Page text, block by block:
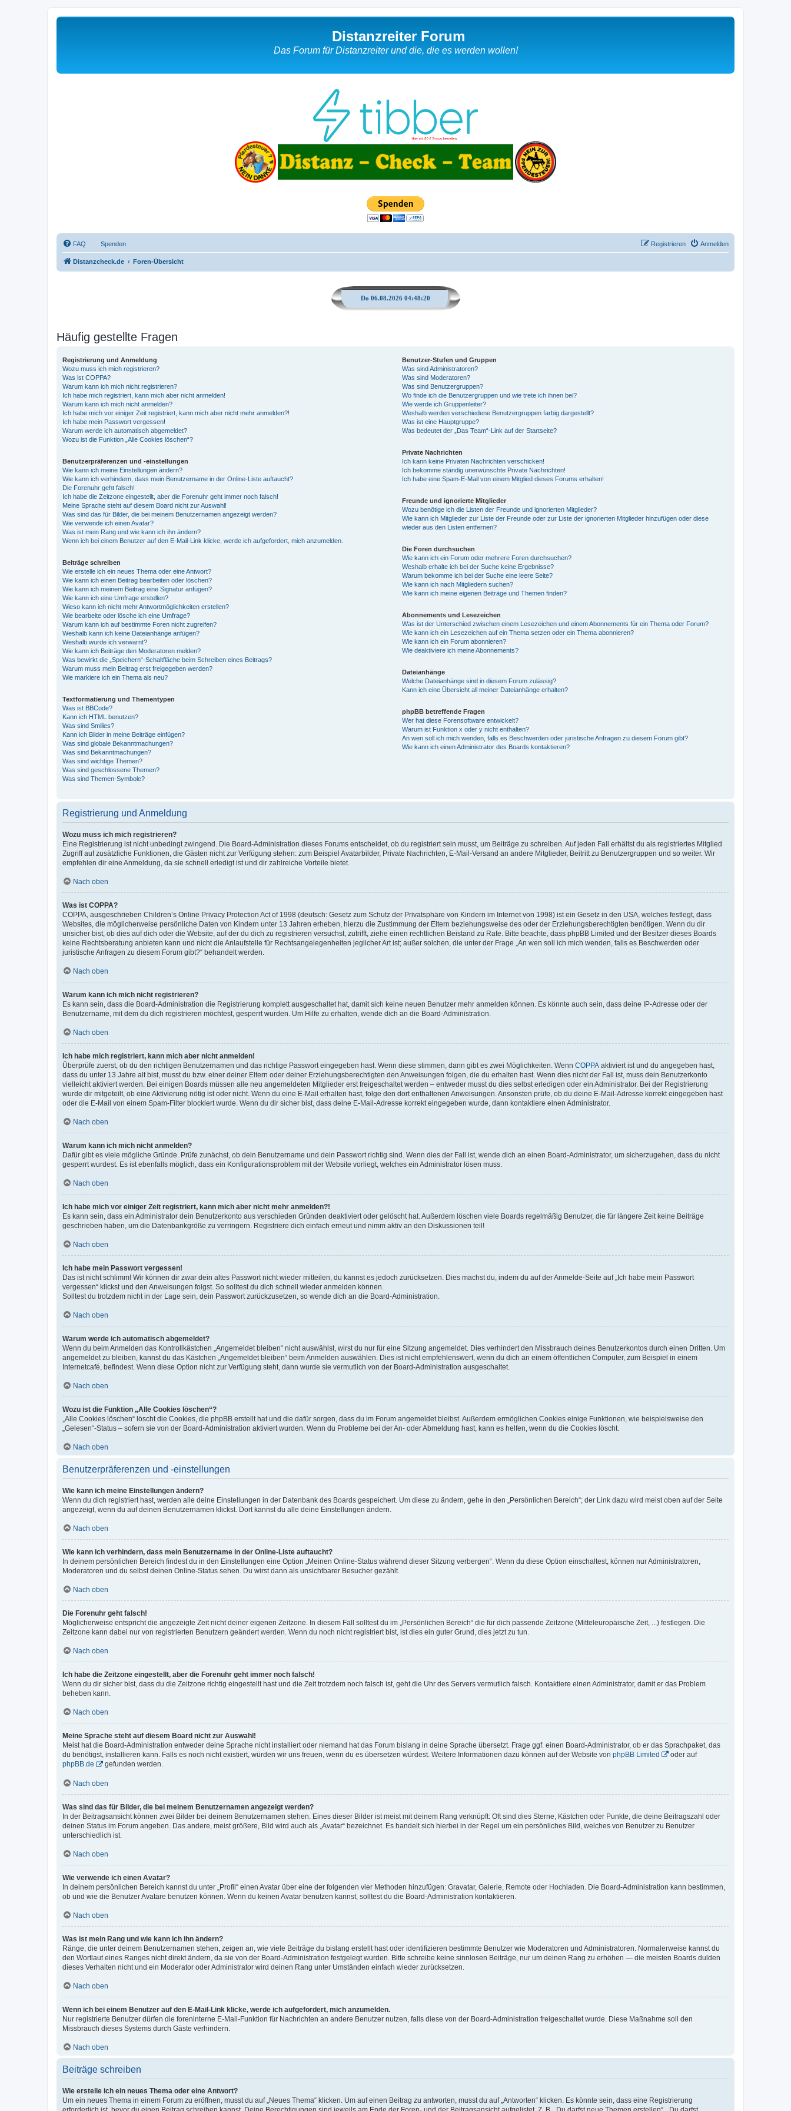
Distanzreiter Forum
Das Forum für Distanzreiter und die, die es werden wollen!
FAQ Spenden Anmelden
Registrieren
Distanzcheck.de Foren-Übersicht
Do 06.08.2026 04:48:21
Häufig gestellte Fragen
Registrierung und Anmeldung
Wozu muss ich mich registrieren?
Was ist COPPA?
Warum kann ich mich nicht registrieren?
Ich habe mich registriert, kann mich aber nicht anmelden!
Warum kann ich mich nicht anmelden?
Ich habe mich vor einiger Zeit registriert, kann mich aber nicht mehr anmelden?!
Ich habe mein Passwort vergessen!
Warum werde ich automatisch abgemeldet?
Wozu ist die Funktion „Alle Cookies löschen“?
Benutzerpräferenzen und -einstellungen
Wie kann ich meine Einstellungen ändern?
Wie kann ich verhindern, dass mein Benutzername in der Online-Liste auftaucht?
Die Forenuhr geht falsch!
Ich habe die Zeitzone eingestellt, aber die Forenuhr geht immer noch falsch!
Meine Sprache steht auf diesem Board nicht zur Auswahl!
Was sind das für Bilder, die bei meinem Benutzernamen angezeigt werden?
Wie verwende ich einen Avatar?
Was ist mein Rang und wie kann ich ihn ändern?
Wenn ich bei einem Benutzer auf den E-Mail-Link klicke, werde ich aufgefordert, mich anzumelden.
Beiträge schreiben
Wie erstelle ich ein neues Thema oder eine Antwort?
Wie kann ich einen Beitrag bearbeiten oder löschen?
Wie kann ich meinem Beitrag eine Signatur anfügen?
Wie kann ich eine Umfrage erstellen?
Wieso kann ich nicht mehr Antwortmöglichkeiten erstellen?
Wie bearbeite oder lösche ich eine Umfrage?
Warum kann ich auf bestimmte Foren nicht zugreifen?
Weshalb kann ich keine Dateianhänge anfügen?
Weshalb wurde ich verwarnt?
Wie kann ich Beiträge den Moderatoren melden?
Was bewirkt die „Speichern“-Schaltfläche beim Schreiben eines Beitrags?
Warum muss mein Beitrag erst freigegeben werden?
Wie markiere ich ein Thema als neu?
Textformatierung und Thementypen
Was ist BBCode?
Kann ich HTML benutzen?
Was sind Smilies?
Kann ich Bilder in meine Beiträge einfügen?
Was sind globale Bekanntmachungen?
Was sind Bekanntmachungen?
Was sind wichtige Themen?
Was sind geschlossene Themen?
Was sind Themen-Symbole?
Benutzer-Stufen und Gruppen
Was sind Administratoren?
Was sind Moderatoren?
Was sind Benutzergruppen?
Wo finde ich die Benutzergruppen und wie trete ich ihnen bei?
Wie werde ich Gruppenleiter?
Weshalb werden verschiedene Benutzergruppen farbig dargestellt?
Was ist eine Hauptgruppe?
Was bedeutet der „Das Team“-Link auf der Startseite?
Private Nachrichten
Ich kann keine Privaten Nachrichten verschicken!
Ich bekomme ständig unerwünschte Private Nachrichten!
Ich habe eine Spam-E-Mail von einem Mitglied dieses Forums erhalten!
Freunde und ignorierte Mitglieder
Wozu benötige ich die Listen der Freunde und ignorierten Mitglieder?
Wie kann ich Mitglieder zur Liste der Freunde oder zur Liste der ignorierten Mitglieder hinzufügen oder diese
wieder aus den Listen entfernen?
Die Foren durchsuchen
Wie kann ich ein Forum oder mehrere Foren durchsuchen?
Weshalb erhalte ich bei der Suche keine Ergebnisse?
Warum bekomme ich bei der Suche eine leere Seite?
Wie kann ich nach Mitgliedern suchen?
Wie kann ich meine eigenen Beiträge und Themen finden?
Abonnements und Lesezeichen
Was ist der Unterschied zwischen einem Lesezeichen und einem Abonnements für ein Thema oder Forum?
Wie kann ich ein Lesezeichen auf ein Thema setzen oder ein Thema abonnieren?
Wie kann ich ein Forum abonnieren?
Wie deaktiviere ich meine Abonnements?
Dateianhänge
Welche Dateianhänge sind in diesem Forum zulässig?
Kann ich eine Übersicht all meiner Dateianhänge erhalten?
phpBB betreffende Fragen
Wer hat diese Forensoftware entwickelt?
Warum ist Funktion x oder y nicht enthalten?
An wen soll ich mich wenden, falls es Beschwerden oder juristische Anfragen zu diesem Forum gibt?
Wie kann ich einen Administrator des Boards kontaktieren?
Registrierung und Anmeldung
Wozu muss ich mich registrieren?
Eine Registrierung ist nicht unbedingt zwingend. Die Board-Administration dieses Forums entscheidet, ob du registriert sein musst, um Beiträge zu schreiben. Auf jeden Fall erhältst du als registriertes Mitglied
Zugriff auf zusätzliche Funktionen, die Gästen nicht zur Verfügung stehen: zum Beispiel Avatarbilder, Private Nachrichten, E-Mail-Versand an andere Mitglieder, Beitritt zu Benutzergruppen und so weiter. Wir
empfehlen dir eine Anmeldung, da sie schnell erledigt ist und dir zahlreiche Vorteile bietet.
Nach oben
Was ist COPPA?
COPPA, ausgeschrieben Children’s Online Privacy Protection Act of 1998 (deutsch: Gesetz zum Schutz der Privatsphäre von Kindern im Internet von 1998) ist ein Gesetz in den USA, welches festlegt, dass
Websites, die möglicherweise persönliche Daten von Kindern unter 13 Jahren erheben, hierzu die Zustimmung der Eltern beziehungsweise des oder der Erziehungsberechtigten benötigen. Wenn du dir
unsicher bist, ob dies auf dich oder die Website, auf der du dich zu registrieren versuchst, zutrifft, ziehe einen rechtlichen Beistand zu Rate. Bitte beachte, dass phpBB Limited und der Besitzer dieses Boards
keine Rechtsberatung anbieten kann und nicht die Anlaufstelle für Rechtsangelegenheiten jeglicher Art ist; außer solchen, die unter der Frage „An wen soll ich mich wenden, falls es Beschwerden oder
juristische Anfragen zu diesem Forum gibt?“ behandelt werden.
Nach oben
Warum kann ich mich nicht registrieren?
Es kann sein, dass die Board-Administration die Registrierung komplett ausgeschaltet hat, damit sich keine neuen Benutzer mehr anmelden können. Es könnte auch sein, dass deine IP-Adresse oder der
Benutzername, mit dem du dich registrieren möchtest, gesperrt wurden. Um Hilfe zu erhalten, wende dich an die Board-Administration.
Nach oben
Ich habe mich registriert, kann mich aber nicht anmelden!
Überprüfe zuerst, ob du den richtigen Benutzernamen und das richtige Passwort eingegeben hast. Wenn diese stimmen, dann gibt es zwei Möglichkeiten. Wenn COPPA aktiviert ist und du angegeben hast,
dass du unter 13 Jahre alt bist, musst du bzw. einer deiner Eltern oder deiner Erziehungsberechtigten den Anweisungen folgen, die du erhalten hast. Wenn dies nicht der Fall ist, muss dein Benutzerkonto
vielleicht aktiviert werden. Bei einigen Boards müssen alle neu angemeldeten Mitglieder erst freigeschaltet werden – entweder musst du dies selbst erledigen oder ein Administrator. Bei der Registrierung
wurde dir mitgeteilt, ob eine Aktivierung nötig ist oder nicht. Wenn du eine E-Mail erhalten hast, folge den dort enthaltenen Anweisungen. Ansonsten prüfe, ob du deine E-Mail-Adresse korrekt eingegeben hast
oder die E-Mail von einem Spam-Filter blockiert wurde. Wenn du dir sicher bist, dass deine E-Mail-Adresse korrekt eingegeben wurde, dann kontaktiere einen Administrator.
Nach oben
Warum kann ich mich nicht anmelden?
Dafür gibt es viele mögliche Gründe. Prüfe zunächst, ob dein Benutzername und dein Passwort richtig sind. Wenn dies der Fall ist, wende dich an einen Board-Administrator, um sicherzugehen, dass du nicht
gesperrt wurdest. Es ist ebenfalls möglich, dass ein Konfigurationsproblem mit der Website vorliegt, welches ein Administrator lösen muss.
Nach oben
Ich habe mich vor einiger Zeit registriert, kann mich aber nicht mehr anmelden?!
Es kann sein, dass ein Administrator dein Benutzerkonto aus verschieden Gründen deaktiviert oder gelöscht hat. Außerdem löschen viele Boards regelmäßig Benutzer, die für längere Zeit keine Beiträge
geschrieben haben, um die Datenbankgröße zu verringern. Registriere dich einfach erneut und nimm aktiv an den Diskussionen teil!
Nach oben
Ich habe mein Passwort vergessen!
Das ist nicht schlimm! Wir können dir zwar dein altes Passwort nicht wieder mitteilen, du kannst es jedoch zurücksetzen. Dies machst du, indem du auf der Anmelde-Seite auf „Ich habe mein Passwort
vergessen“ klickst und den Anweisungen folgst. So solltest du dich schnell wieder anmelden können.
Solltest du trotzdem nicht in der Lage sein, dein Passwort zurückzusetzen, so wende dich an die Board-Administration.
Nach oben
Warum werde ich automatisch abgemeldet?
Wenn du beim Anmelden das Kontrollkästchen „Angemeldet bleiben“ nicht auswählst, wirst du nur für eine Sitzung angemeldet. Dies verhindert den Missbrauch deines Benutzerkontos durch einen Dritten. Um
angemeldet zu bleiben, kannst du das Kästchen „Angemeldet bleiben“ beim Anmelden auswählen. Dies ist nicht empfehlenswert, wenn du dich an einem öffentlichen Computer, zum Beispiel in einem
Internetcafé, befindest. Wenn diese Option nicht zur Verfügung steht, dann wurde sie vermutlich von der Board-Administration ausgeschaltet.
Nach oben
Wozu ist die Funktion „Alle Cookies löschen“?
„Alle Cookies löschen“ löscht die Cookies, die phpBB erstellt hat und die dafür sorgen, dass du im Forum angemeldet bleibst. Außerdem ermöglichen Cookies einige Funktionen, wie beispielsweise den
„Gelesen“-Status – sofern sie von der Board-Administration aktiviert wurden. Wenn du Probleme bei der An- oder Abmeldung hast, kann es helfen, wenn du die Cookies löscht.
Nach oben
Benutzerpräferenzen und -einstellungen
Wie kann ich meine Einstellungen ändern?
Wenn du dich registriert hast, werden alle deine Einstellungen in der Datenbank des Boards gespeichert. Um diese zu ändern, gehe in den „Persönlichen Bereich“; der Link dazu wird meist oben auf der Seite
angezeigt, wenn du auf deinen Benutzernamen klickst. Dort kannst du alle deine Einstellungen ändern.
Nach oben
Wie kann ich verhindern, dass mein Benutzername in der Online-Liste auftaucht?
In deinem persönlichen Bereich findest du in den Einstellungen eine Option „Meinen Online-Status während dieser Sitzung verbergen“. Wenn du diese Option einschaltest, können nur Administratoren,
Moderatoren und du selbst deinen Online-Status sehen. Du wirst dann als unsichtbarer Besucher gezählt.
Nach oben
Die Forenuhr geht falsch!
Möglicherweise entspricht die angezeigte Zeit nicht deiner eigenen Zeitzone. In diesem Fall solltest du im „Persönlichen Bereich“ die für dich passende Zeitzone (Mitteleuropäische Zeit, ...) festlegen. Die
Zeitzone kann dabei nur von registrierten Benutzern geändert werden. Wenn du noch nicht registriert bist, ist dies ein guter Grund, dies jetzt zu tun.
Nach oben
Ich habe die Zeitzone eingestellt, aber die Forenuhr geht immer noch falsch!
Wenn du dir sicher bist, dass du die Zeitzone richtig eingestellt hast und die Zeit trotzdem noch falsch ist, geht die Uhr des Servers vermutlich falsch. Kontaktiere einen Administrator, damit er das Problem
beheben kann.
Nach oben
Meine Sprache steht auf diesem Board nicht zur Auswahl!
Meist hat die Board-Administration entweder deine Sprache nicht installiert oder niemand hat das Forum bislang in deine Sprache übersetzt. Frage ggf. einen Board-Administrator, ob er das Sprachpaket, das
du benötigst, installieren kann. Falls es noch nicht existiert, würden wir uns freuen, wenn du es übersetzen würdest. Weitere Informationen dazu können auf der Website von phpBB Limited
oder auf
phpBB.de
gefunden werden.
Nach oben
Was sind das für Bilder, die bei meinem Benutzernamen angezeigt werden?
In der Beitragsansicht können zwei Bilder bei deinem Benutzernamen stehen. Eines dieser Bilder ist meist mit deinem Rang verknüpft: Oft sind dies Sterne, Kästchen oder Punkte, die deine Beitragszahl oder
deinen Status im Forum angeben. Das andere, meist größere, Bild wird auch als „Avatar“ bezeichnet. Es handelt sich hierbei in der Regel um ein persönliches Bild, welches von Benutzer zu Benutzer
unterschiedlich ist.
Nach oben
Wie verwende ich einen Avatar?
In deinem persönlichen Bereich kannst du unter „Profil“ einen Avatar über eine der folgenden vier Methoden hinzufügen: Gravatar, Galerie, Remote oder Hochladen. Die Board-Administration kann bestimmen,
ob und wie die Benutzer Avatare benutzen können. Wenn du keinen Avatar benutzen kannst, solltest du die Board-Administration kontaktieren.
Nach oben
Was ist mein Rang und wie kann ich ihn ändern?
Ränge, die unter deinem Benutzernamen stehen, zeigen an, wie viele Beiträge du bislang erstellt hast oder identifizieren bestimmte Benutzer wie Moderatoren und Administratoren. Normalerweise kannst du
den Wortlaut eines Ranges nicht direkt ändern, da sie von der Board-Administration festgelegt wurden. Bitte schreibe keine sinnlosen Beiträge, nur um deinen Rang zu erhöhen — die meisten Boards dulden
dieses Verhalten nicht und ein Moderator oder Administrator wird deinen Rang unter Umständen einfach wieder zurücksetzen.
Nach oben
Wenn ich bei einem Benutzer auf den E-Mail-Link klicke, werde ich aufgefordert, mich anzumelden.
Nur registrierte Benutzer dürfen die foreninterne E-Mail-Funktion für Nachrichten an andere Benutzer nutzen, falls diese von der Board-Administration freigeschaltet wurde. Diese Maßnahme soll den
Missbrauch dieses Systems durch Gäste verhindern.
Nach oben
Beiträge schreiben
Wie erstelle ich ein neues Thema oder eine Antwort?
Um ein neues Thema in einem Forum zu eröffnen, musst du auf „Neues Thema“ klicken. Um auf einen Beitrag zu antworten, musst du auf „Antworten“ klicken. Es könnte sein, dass eine Registrierung